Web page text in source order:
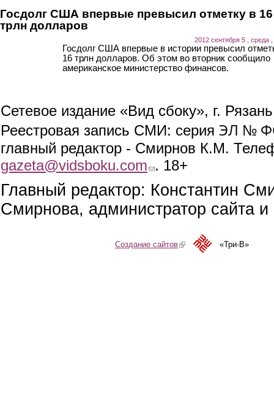
Госдолг США впервые превысил отметку в 16
трлн долларов
2012 сентября 5 , среда ,
Госдолг США впервые в истории превысил
16 трлн долларов. Об этом во вторник сообщило
американское министерство финансов.
Сетевое издание «Вид сбоку», г.
Реестровая запись СМИ: серия ЭЛ №
главный редактор - Смирнов К.М.
gazeta@vidsboku.com (link sends e-mail)
. 18+
Главный редактор: Константин
Смирнова, администратор сайта
Создание сайтов(link is external)«Три-В»